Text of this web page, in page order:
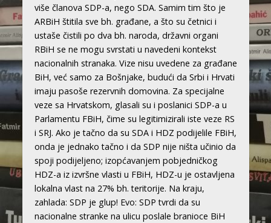
više članova SDP-a, nego SDA. Samim tim što je
ARBiH štitila sve bh. građane, a što su četnici i
ustaše čistili po dva bh. naroda, državni organi
RBiH se ne mogu svrstati u navedeni kontekst
nacionalnih stranaka. Vize nisu uvedene za građane
BiH, već samo za Bošnjake, budući da Srbi i Hrvati
imaju pasoše rezervnih domovina. Za specijalne
veze sa Hrvatskom, glasali su i poslanici SDP-a u
Parlamentu FBiH, čime su legitimizirali iste veze RS
i SRJ. Ako je tačno da su SDA i HDZ podijelile FBiH,
onda je jednako tačno i da SDP nije ništa učinio da
spoji podijeljeno; izopćavanjem pobjedničkog
HDZ-a iz izvršne vlasti u FBiH, HDZ-u je ostavljena
lokalna vlast na 27% bh. teritorije. Na kraju,
zahlada: SDP je glup! Evo: SDP tvrdi da su
nacionalne stranke na ulicu poslale branioce BiH